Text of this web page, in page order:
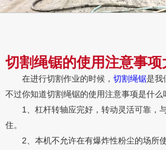
在进行切割作业的时候， 切割绳锯是我
不过你知道切割绳锯的使用注意事项是什么
1、杠杆转轴应完好，转动灵活可靠，
住。
2、本机不允许在有爆炸性粉尘的场所使